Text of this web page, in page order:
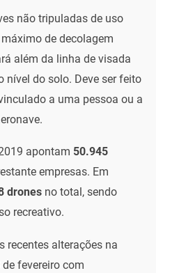
não tripuladas de uso
de deco­lagem
além da linha de visada
nível do solo. Deve ser feito
a uma pessoa ou a
apontam 50.945
empresas. Em
dronesno total, sendo
recreativo.
recentes alterações na
fevereiro com